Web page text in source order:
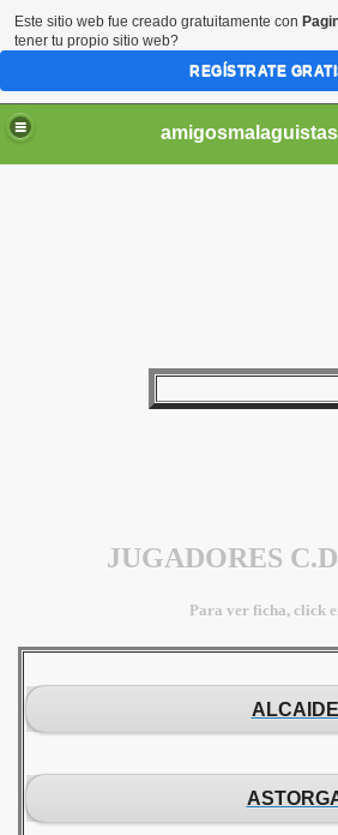
JUGADORES
Para ver ficha, click
ALCAIDE
Este sitio web fue creado gratuitamente con
tener tu propio sitio web?
REGÍSTRATE